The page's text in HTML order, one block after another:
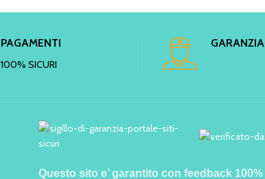
PAGAMENTI
100% SICURI
GARANZIA
Questo sito e’ garantito con feedback 100%